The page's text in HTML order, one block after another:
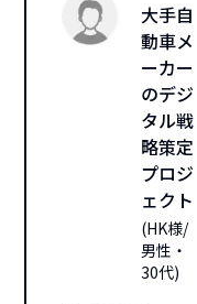
大手自
動車メ
ーカー
のデジ
タル戦
略策定
プロジ
ェクト
(HK様/
男性・
30代)